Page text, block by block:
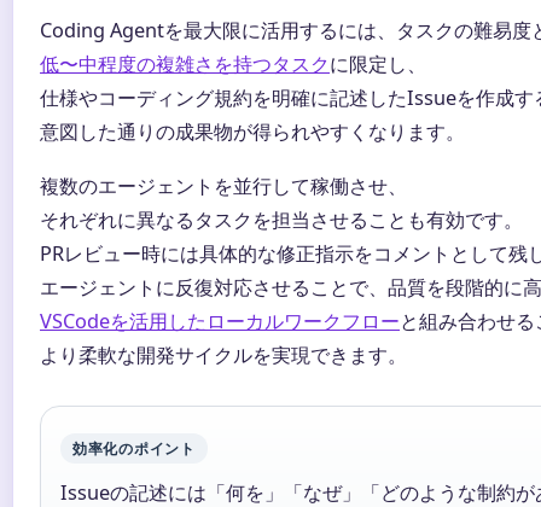
Coding Agentを最大限に活用するには、タスクの難易度
低〜中程度の複雑さを持つタスクに限定し、
仕様やコーディング規約を明確に記述したIssueを作成す
意図した通りの成果物が得られやすくなります。
複数のエージェントを並行して稼働させ、
それぞれに異なるタスクを担当させることも有効です。
PRレビュー時には具体的な修正指示をコメントとして残
エージェントに反復対応させることで、品質を段階的に
VSCodeを活用したローカルワークフローと組み合わせ
より柔軟な開発サイクルを実現できます。
効率化のポイント
Issueの記述には「何を」「なぜ」「どのような制約